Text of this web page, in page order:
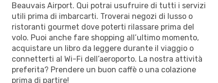
Beauvais Airport. Qui potrai usufruire di tutti i servizi
utili prima di imbarcarti. Troverai negozi di lusso o
ristoranti gourmet dove poterti rilassare prima del
volo. Puoi anche fare shopping all’ultimo momento,
acquistare un libro da leggere durante il viaggio o
connetterti al Wi-Fi dell’aeroporto. La nostra attività
preferita? Prendere un buon caffè o una colazione
prima di partire!